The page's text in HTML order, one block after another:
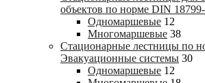
объектов по норме DIN 18799-
Одномаршевые 12
Многомаршевые 38
Стационарные лестницы по
Эвакуационные системы 30
Одномаршевые 12